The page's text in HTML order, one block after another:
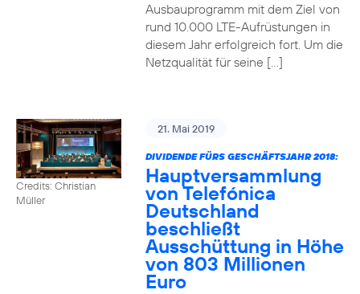
Ausbauprogramm mit dem Ziel von
rund 10.000 LTE-Aufrüstungen in
diesem Jahr erfolgreich fort. Um die
Netzqualität für seine […]
Credits: Christian
Müller
21. Mai 2019
DIVIDENDE FÜRS GESCHÄFTSJAHR 2018:
Hauptversammlung
von Telefónica
Deutschland
beschließt
Ausschüttung in Höhe
von 803 Millionen
Euro